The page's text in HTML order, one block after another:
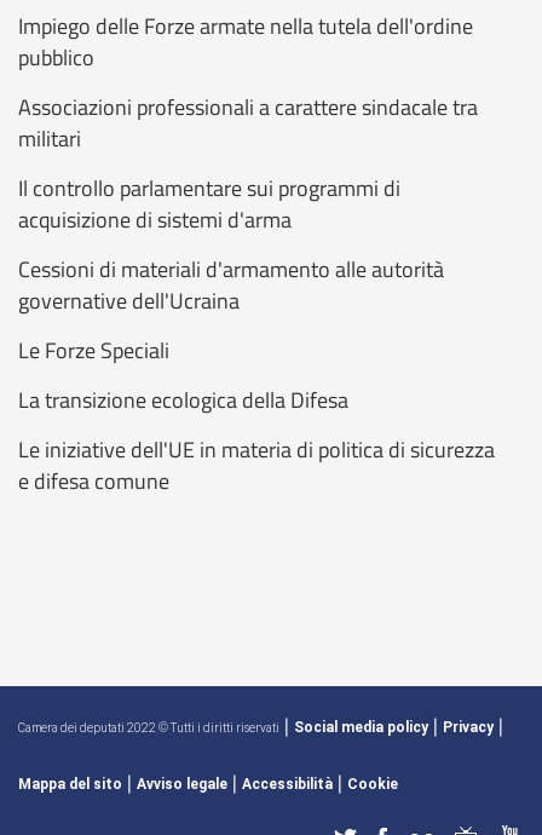
Impiego delle Forze armate nella tutela dell'ordine
pubblico
Associazioni professionali a carattere sindacale tra
militari
Il controllo parlamentare sui programmi di
acquisizione di sistemi d'arma
Cessioni di materiali d'armamento alle autorità
governative dell'Ucraina
Le Forze Speciali
La transizione ecologica della Difesa
Le iniziative dell'UE in materia di politica di sicurezza
e difesa comune
Camera dei deputati 2022 © Tutti i diritti riservati | Social media policy| Privacy|
Mappa del sito | Avviso legale | Accessibilità | Cookie